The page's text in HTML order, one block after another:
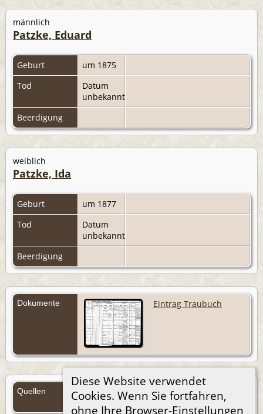
Diese Website verwendet
Cookies. Wenn Sie fortfahren,
ohne Ihre Browser-Einstellungen
männlich
Patzke, Eduard
Geburt
um 1875
Tod
Datum
unbekannt
Beerdigung
weiblich
Patzke, Ida
Geburt
um 1877
Tod
Datum
unbekannt
Beerdigung
Dokumente Eintrag Traubuch
Quellen
Quellen (Anmelden)